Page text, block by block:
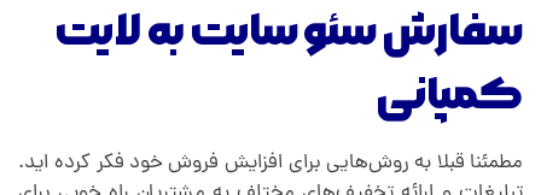
سفارش سئو سایت به لایت
کمپانی
مطمئنا قبلا به روش‌هایی برای افزایش فروش خود فکر کرده اید.